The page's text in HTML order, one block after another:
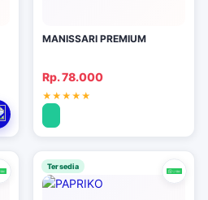
MANISSARI PREMIUM
Rp. 78.000
Tersedia